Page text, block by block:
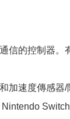
信的控制器。
加速度傳感器/